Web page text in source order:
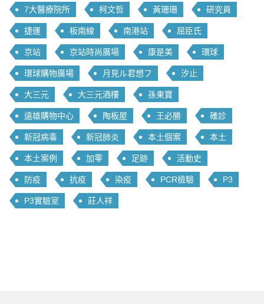
7大醫療院所 柯文哲 黃珊珊 研究員
捷運 板南線 南港站 屈臣氏
京站 京站時尚廣場 康是美 環球
環球購物廣場 月見ル君想フ 汐止
大三元 大三元酒樓 孫東寶
遠雄購物中心 陶板屋 王必勝 確診
新冠病毒 新冠肺炎 本土個案 本土
本土案例 加零 足跡 活動史
防疫 抗疫 染疫 PCR檢驗 P3
P3實驗室 莊人祥